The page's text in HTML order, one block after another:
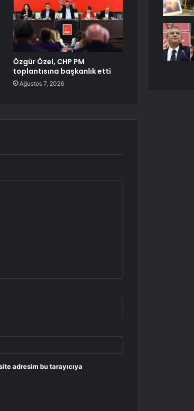
Özgür Özel, CHP PM
toplantısına başkanlık etti
Ağustos 7, 2026
adresim bu tarayıcıya